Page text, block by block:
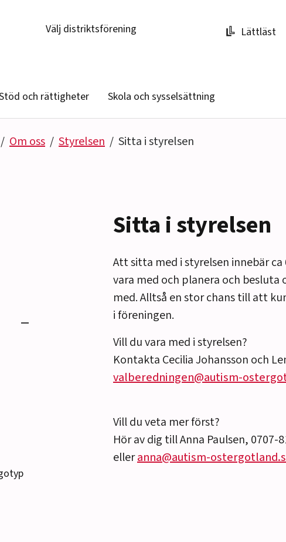
Välj distriktsförening Lättläst
och rättigheter Skola och sysselsättning
Om oss Styrelsen Sitta i styrelsen
Se undersidor
Sitta i styrelsen
Att sitta med i styrelsen innebär
vara med och planera och besluta
med. Alltså en stor chans till att
i föreningen.
Vill du vara med i styrelsen?
Kontakta Cecilia Johansson och
valberedningen@autism-
Vill du veta mer först?
Hör av dig till Anna Paulsen, 0707-
elleranna@autism-